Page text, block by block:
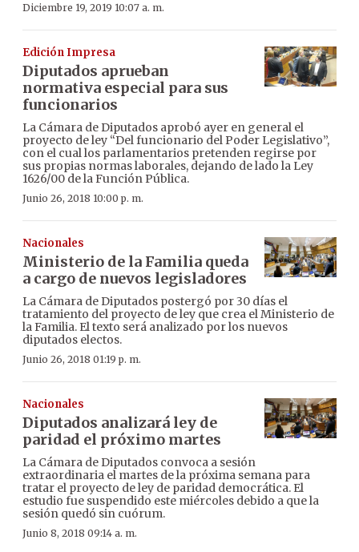
Diciembre 19, 2019 10:07 a. m.
Edición Impresa
Diputados aprueban
normativa especial para sus
funcionarios
La Cámara de Diputados aprobó ayer en general el
proyecto de ley “Del funcionario del Poder Legislativo”,
con el cual los parlamentarios pretenden regirse por
sus propias normas laborales, dejando de lado la Ley
1626/00 de la Función Pública.
Junio 26, 2018 10:00 p. m.
Nacionales
Ministerio de la Familia queda
a cargo de nuevos legisladores
La Cámara de Diputados postergó por 30 días el
tratamiento del proyecto de ley que crea el Ministerio de
la Familia. El texto será analizado por los nuevos
diputados electos.
Junio 26, 2018 01:19 p. m.
Nacionales
Diputados analizará ley de
paridad el próximo martes
La Cámara de Diputados convoca a sesión
extraordinaria el martes de la próxima semana para
tratar el proyecto de ley de paridad democrática. El
estudio fue suspendido este miércoles debido a que la
sesión quedó sin cuórum.
Junio 8, 2018 09:14 a. m.